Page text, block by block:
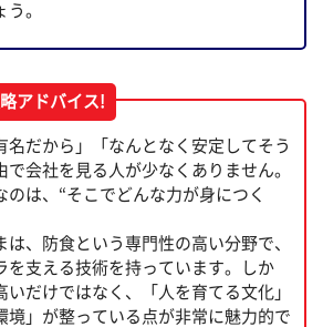
。
アドバイス!
名だから」「なんとなく安定してそう
で会社を見る人が少なくありません。
のは、“そこでどんな力が身につく
は、防食という専門性の高い分野で、
を支える技術を持っています。しか
いだけではなく、「人を育てる文化」
境」が整っている点が非常に魅力的で